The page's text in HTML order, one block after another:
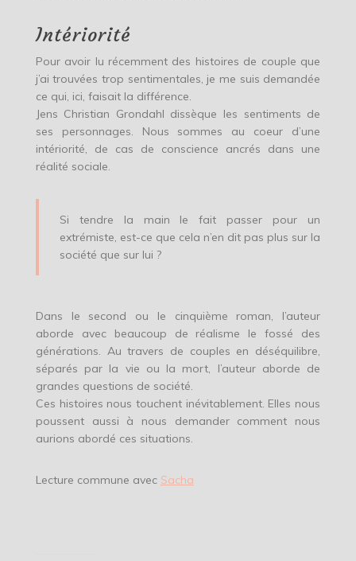
Intériorité
Pour avoir lu récemment des histoires de couple que
j’ai trouvées trop sentimentales, je me suis demandée
ce qui, ici, faisait la différence.
Jens Christian Grondahl dissèque les sentiments de
ses personnages. Nous sommes au coeur d’une
intériorité, de cas de conscience ancrés dans une
réalité sociale.
Si tendre la main le fait passer pour un
extrémiste, est-ce que cela n’en dit pas plus sur la
société que sur lui ?
Dans le second ou le cinquième roman, l’auteur
aborde avec beaucoup de réalisme le fossé des
générations. Au travers de couples en déséquilibre,
séparés par la vie ou la mort, l’auteur aborde de
grandes questions de société.
Ces histoires nous touchent inévitablement. Elles nous
poussent aussi à nous demander comment nous
aurions abordé ces situations.
Lecture commune avec Sacha